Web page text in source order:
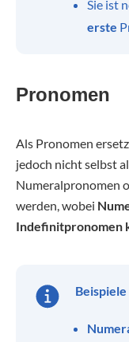
Sie ist
erste
Pronomen
Als Pronomen
jedoch nicht selbst
Numeralpronomen
werden, wobei
Indefinitpronomen
Beispiele